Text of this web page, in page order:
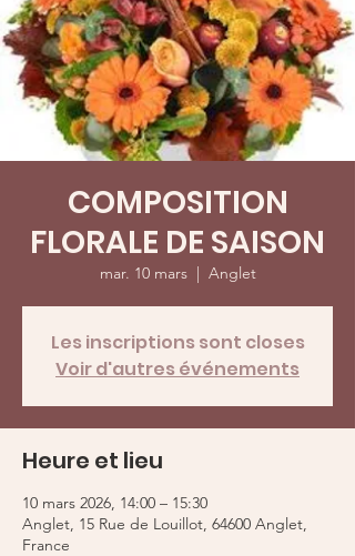
COMPOSITION
FLORALE DE SAISON
mar. 10 mars
  |
Anglet
Les inscriptions sont closes
Voir d'autres événements
Heure et lieu
10 mars 2026, 14:00 – 15:30
Anglet, 15 Rue de Louillot, 64600 Anglet,
France